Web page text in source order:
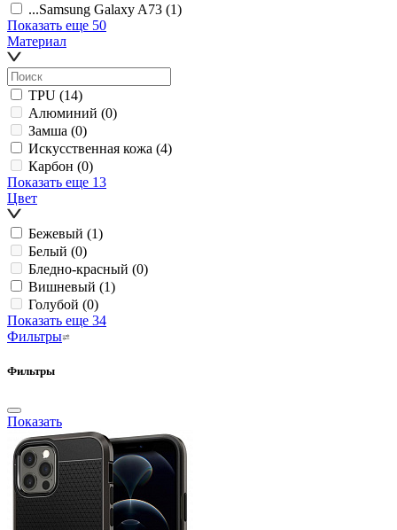
...Samsung Galaxy A73 (1)
Показать еще 50
Материал
TPU (14)
Алюминий (0)
Замша (0)
Искусственная кожа (4)
Карбон (0)
Показать еще 13
Цвет
Бежевый (1)
Белый (0)
Бледно-красный (0)
Вишневый (1)
Голубой (0)
Показать еще 34
Фильтры
Фильтры
Показать